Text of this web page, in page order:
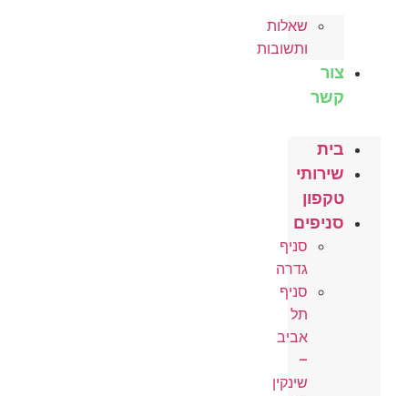
שאלות
ותשובות
צור
קשר
בית
שירותי
טקפון
סניפים
סניף
גדרה
סניף
תל
אביב
–
שינקין